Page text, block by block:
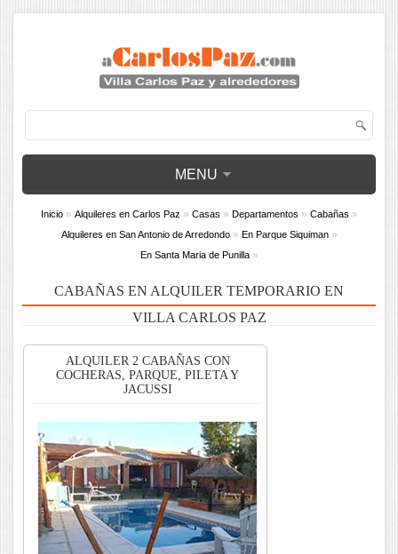
MENU
Inicio» Alquileres en Carlos Paz » Casas » Departamentos » Cabañas »
Alquileres en San Antonio de Arredondo» En Parque Siquiman»
En Santa Maria de Punilla»
CABAÑAS EN ALQUILER TEMPORARIO EN
VILLA CARLOS PAZ
ALQUILER 2 CABAÑAS CON
COCHERAS, PARQUE, PILETA Y
JACUSSI